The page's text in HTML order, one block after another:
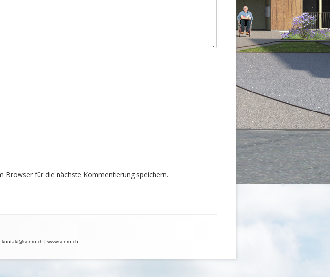
Browser für die nächste Kommentierung speichern.
kontakt@senro.ch | www.senro.ch